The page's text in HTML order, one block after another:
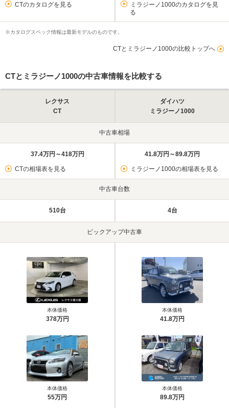
CTのカタログを見る
ミラジーノ1000のカタログを見
る
※カタログスペック情報は最新モデルのものです。
CTとミラジーノ1000の比較トップへ
CTとミラジーノ1000の中古車情報を比較する
レクサス
CT
ダイハツ
ミラジーノ1000
中古車相場
37.4万円～418万円
CTの相場表を見る
41.8万円～89.8万円
ミラジーノ1000の相場表を見る
中古車台数
510台 4台
ピックアップ中古車
本体価格
378万円
本体価格
55万円
本体価格
41.8万円
本体価格
89.8万円